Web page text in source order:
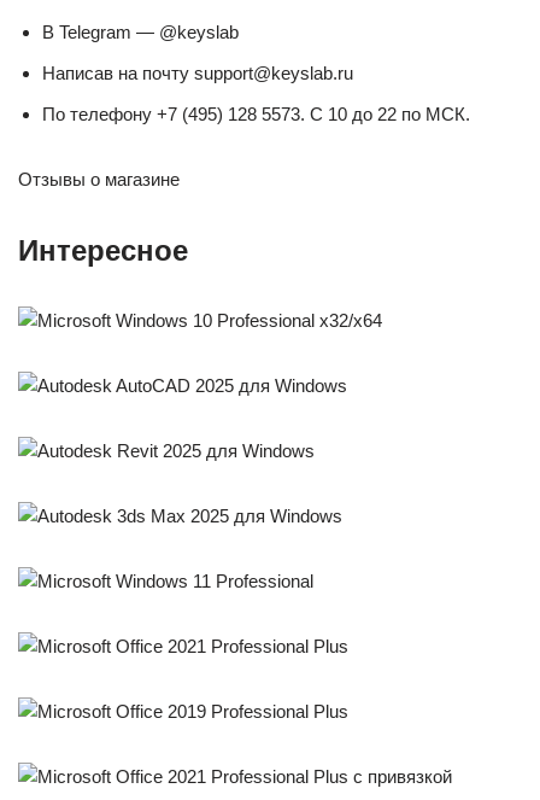
В Telegram — @keyslab
Написав на почту support@keyslab.ru
По телефону +7 (495) 128 5573. С 10 до 22 по МСК.
Отзывы о магазине
Интересное